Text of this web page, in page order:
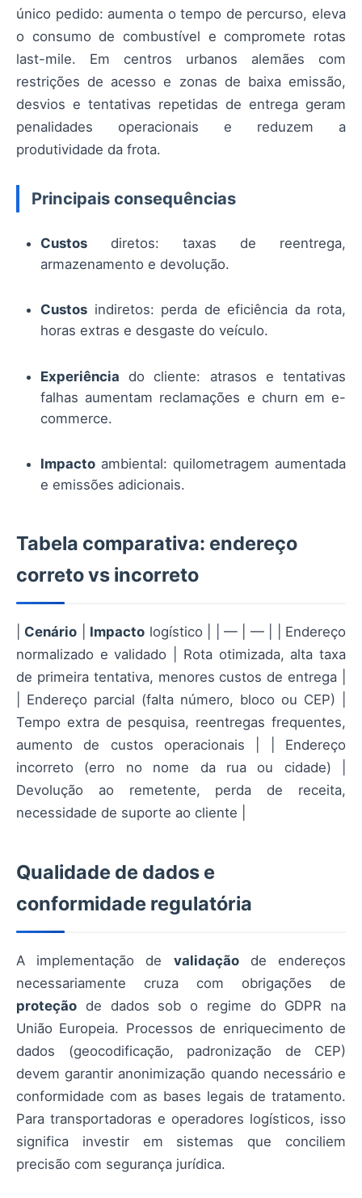
único pedido: aumenta o tempo de percurso, eleva
o consumo de combustível e compromete rotas
last-mile. Em centros urbanos alemães com
restrições de acesso e zonas de baixa emissão,
desvios e tentativas repetidas de entrega geram
penalidades operacionais e reduzem a
produtividade da frota.
Principais consequências
Custos diretos: taxas de reentrega,
armazenamento e devolução.
Custos indiretos: perda de eficiência da rota,
horas extras e desgaste do veículo.
Experiência do cliente: atrasos e tentativas
falhas aumentam reclamações e churn em e-
commerce.
Impacto ambiental: quilometragem aumentada
e emissões adicionais.
Tabela comparativa: endereço
correto vs incorreto
Cenário Impacto logístico | | — | — | | Endereço
normalizado e validado | Rota otimizada, alta taxa
de primeira tentativa, menores custos de entrega |
| Endereço parcial (falta número, bloco ou CEP) |
Tempo extra de pesquisa, reentregas frequentes,
aumento de custos operacionais | | Endereço
incorreto (erro no nome da rua ou cidade) |
Devolução ao remetente, perda de receita,
necessidade de suporte ao cliente |
Qualidade de dados e
conformidade regulatória
A implementação de validaçãode endereços
necessariamente cruza com obrigações de
proteção de dados sob o regime do GDPR na
União Europeia. Processos de enriquecimento de
dados (geocodificação, padronização de CEP)
devem garantir anonimização quando necessário e
conformidade com as bases legais de tratamento.
Para transportadoras e operadores logísticos, isso
significa investir em sistemas que conciliem
precisão com segurança jurídica.